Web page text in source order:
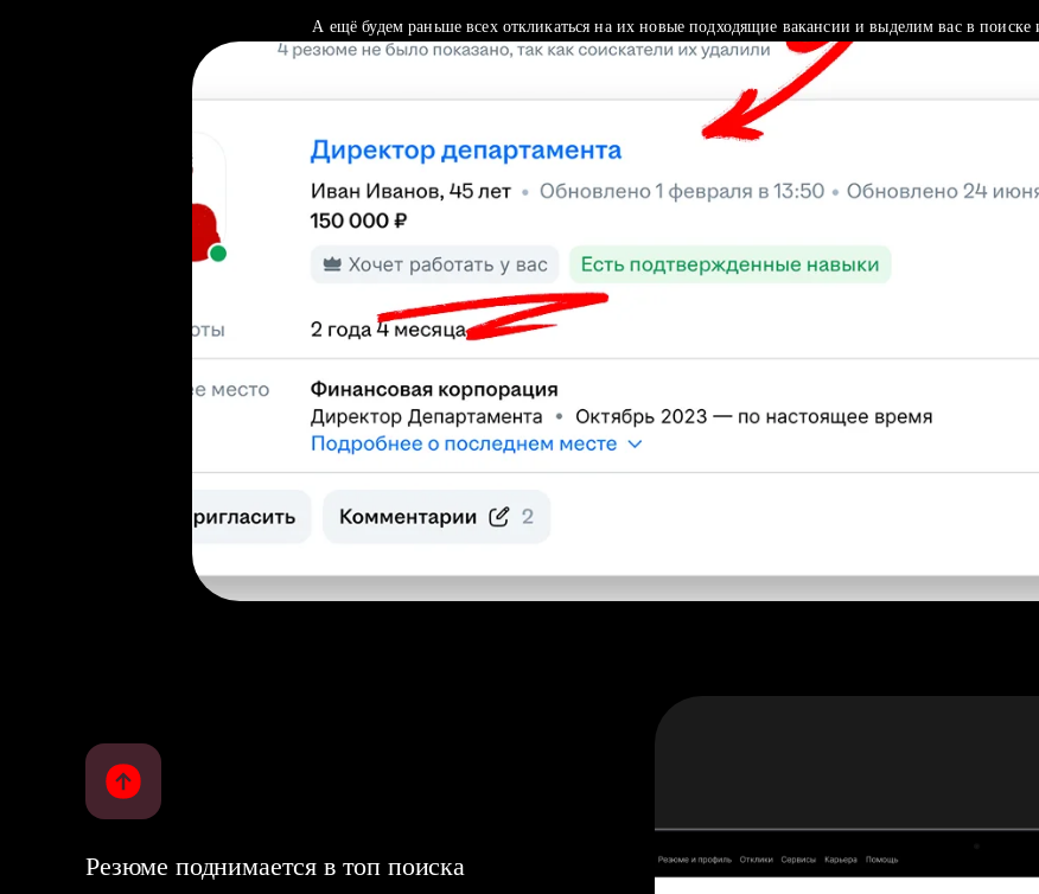
А ещё будем раньше всех откликаться на их новые подходящие вакансии и выделим вас в поиске
Резюме поднимается в топ поиска